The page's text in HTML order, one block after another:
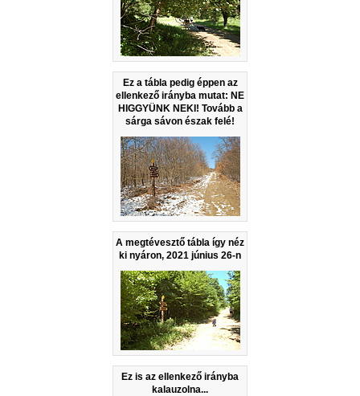
Ez a tábla pedig éppen az
ellenkező irányba mutat: NE
HIGGYÜNK NEKI! Tovább a
sárga sávon észak felé!
A megtévesztő tábla így néz
ki nyáron, 2021 június 26-n
Ez is az ellenkező irányba
kalauzolna...